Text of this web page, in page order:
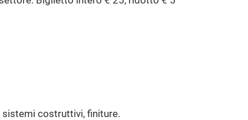
sistemi costruttivi, finiture.